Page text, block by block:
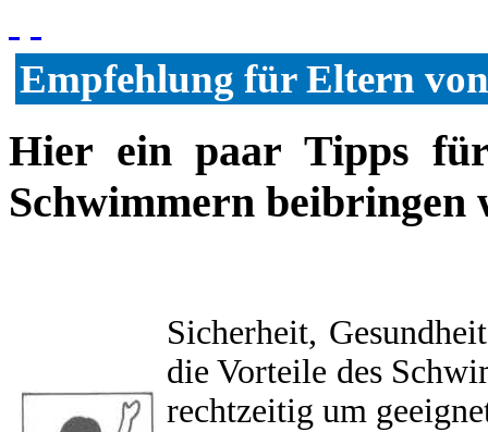
Empfehlung für Eltern
Hier ein paar Tipps
Schwimmern beibringen
Sicherheit,
die Vorteile des
rechtzeitig um